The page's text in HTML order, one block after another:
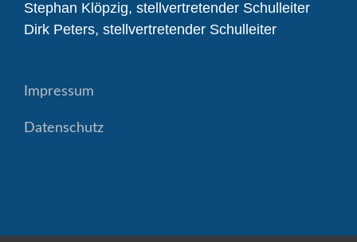
Stephan Klöpzig, stellvertretender Schulleiter
Dirk Peters, stellvertretender Schulleiter
Impressum
Datenschutz